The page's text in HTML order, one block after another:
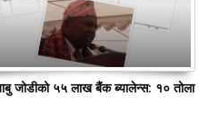
जोडीको ५५ लाख बैंक ब्यालेन्स: १० तोला